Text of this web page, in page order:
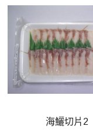
海鱺切片2